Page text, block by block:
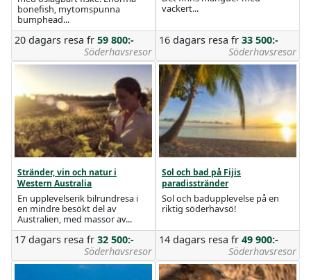
bonefish, mytomspunna
bumphead...
20 dagars resa fr 59 800:-
Söderhavsresor
vackert...
16 dagars resa fr 33 500:-
Söderhavsresor
Stränder, vin och natur i
Western Australia
En upplevelserik bilrundresa i
en mindre besökt del av
Australien, med massor av...
17 dagars resa fr 32 500:-
Söderhavsresor
Sol och bad på Fijis
paradisstränder
Sol och badupplevelse på en
riktig söderhavsö!
14 dagars resa fr 49 900:-
Söderhavsresor